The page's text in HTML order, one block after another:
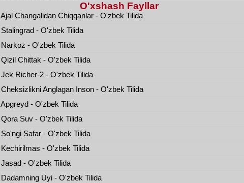
O'xshash Fayllar
Ajal Changalidan Chiqqanlar - O'zbek Tilida
Stalingrad - O'zbek Tilida
Narkoz - O'zbek Tilida
Qizil Chittak - O'zbek Tilida
Jek Richer-2 - O'zbek Tilida
Cheksizlikni Anglagan Inson - O'zbek Tilida
Apgreyd - O'zbek Tilida
Qora Suv - O'zbek Tilida
So'ngi Safar - O'zbek Tilida
Kechirilmas - O'zbek Tilida
Jasad - O'zbek Tilida
Dadamning Uyi - O'zbek Tilida